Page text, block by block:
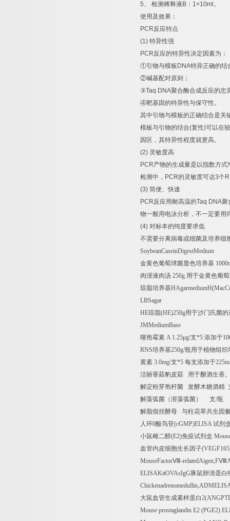
5、 检测稀释液 B ： 1×10ml 。
使用及效果：
PCR反应特点
(1) 特异性强
PCR反应的特异性决定因素为：
①引物与模板 DNA特异正确的结
②碱基配对原则；
③Taq DNA聚合酶合成反应的忠
④靶基因的特异性与保守性。
其中引物与模板的正确结合是关
模板与引物的结合(复性)可以在
因区，其特异性程度就更高。
(2) 灵敏度高
PCR产物的生成量是以指数方式
检测中， PCR的灵敏度可达3个
(3) 简便、快速
PCR反应用耐高温的Taq DNA聚
物一般用电泳分析，不一定要用
(4) 对标本的纯度要求低
不需要分离病毒或细菌及培养细
SoybeanCaseinDigestMedium
金黄色葡萄球菌显色培养基
肉浸液肉汤 250g 用于金黄色葡
琼脂培养基
LBSagar
HE琼脂(HE)250g用于沙门氏菌
JMMediumBase
噻孢霉素 A 1.25μg/支*5 添加于
RNS培养基250g/瓶用于植物组织
黄素 3.0mg/支*5 每支添加于
洁丽香菇豹皮菇
用于酿酒生香
解淀粉芽孢杆菌
发酵木糖酒精
解藻弧菌（溶藻弧菌）
支/瓶
解脂假丝酵母
与柱花草共生固
人环0酸鸟苷(cGMP)ELISA试剂
小鼠雌二醇(E2)免疫试剂盒
血管内皮细胞生长因子
MouseFactorⅧ -relatedAigen,FⅧ
ELISAKitOVAsIgG豚鼠卵清蛋白
大鼠血管生成素样蛋白
Mouse prostaglandin E2 (PGE2)